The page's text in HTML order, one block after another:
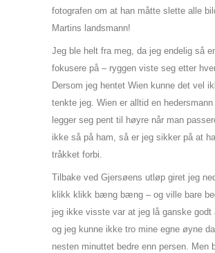
fotografen om at han måtte slette alle
Martins landsmann!
Jeg ble helt fra meg, da jeg endelig så
fokusere på – ryggen viste seg etter
Dersom jeg hentet Wien kunne det vel
tenkte jeg. Wien er alltid en
legger seg pent til høyre når man
ikke så på ham, så er jeg sikker på at
tråkket forbi.
Tilbake ved Gjersøens utløp giret jeg
klikk klikk bæng bæng – og ville bare
jeg ikke visste var at jeg lå ganske godt
og jeg kunne ikke tro mine egne øyne
nesten minuttet bedre enn persen. Men